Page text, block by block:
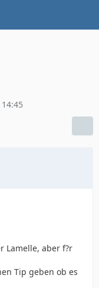
Lamelle, aber f?r
Tip geben ob es